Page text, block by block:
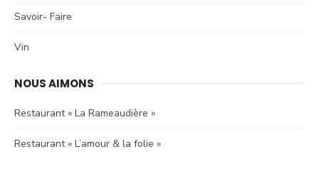
Savoir- Faire
Vin
NOUS AIMONS
Restaurant « La Rameaudière »
Restaurant « L’amour & la folie »